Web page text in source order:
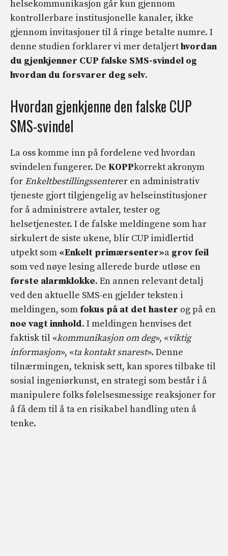
helsekommunikasjon går kun gjennom
kontrollerbare institusjonelle kanaler, ikke
gjennom invitasjoner til å ringe betalte numre. I
denne studien forklarer vi mer detaljerthvordan
du gjenkjenner CUP falske SMS-svindel og
hvordan du forsvarer deg selv.
Hvordan gjenkjenne den falske CUP
SMS-svindel
La oss komme inn på fordelene ved hvordan
svindelen fungerer. De KOPPkorrekt akronym
for Enkeltbestillingssenterer en administrativ
tjeneste gjort tilgjengelig av helseinstitusjoner
for å administrere avtaler, tester og
helsetjenester. I de falske meldingene som har
sirkulert de siste ukene, blir CUP imidlertid
utpekt som «Enkelt primærsenter»a grov feil
som ved nøye lesing allerede burde utløse en
første alarmklokke. En annen relevant detalj
ved den aktuelle SMS-en gjelder teksten i
meldingen, som fokus på at det haster og på en
noe vagt innhold. I meldingen henvises det
faktisk til «kommunikasjon om deg», «viktig
informasjon», «ta kontakt snarest». Denne
tilnærmingen, teknisk sett, kan spores tilbake til
sosial ingeniørkunst, en strategi som består i å
manipulere folks følelsesmessige reaksjoner for
å få dem til å ta en risikabel handling uten å
tenke.